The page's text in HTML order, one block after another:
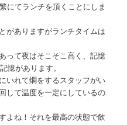
にてランチを頂くことにしま
がありますがランチタイムは
って夜はそこそこ高く、記憶
憶があります。
いれて燗をするスタッフがい
して温度を一定にしているの
よね！それを最高の状態で飲